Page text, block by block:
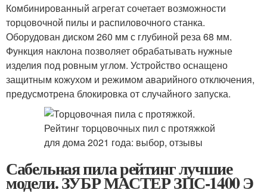
Комбинированный агрегат сочетает возможности
торцовочной пилы и распиловочного станка.
Оборудован диском 260 мм с глубиной реза 68 мм.
Функция наклона позволяет обрабатывать нужные
изделия под ровным углом. Устройство оснащено
защитным кожухом и режимом аварийного отключения,
предусмотрена блокировка от случайного запуска.
Сабельная пила рейтинг лучшие
модели. ЗУБР МАСТЕР ЗПС-1400 Э